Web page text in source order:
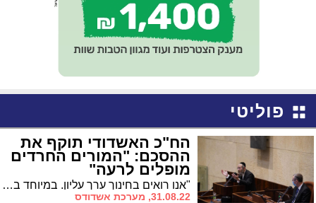
פוליטי
הח"כ האשדודי תוקף את
ההסכם: "המורים החרדים
מופלים לרעה"
"אנו רואים בחינוך ערך עליון. במיוחד בשל כך, חמורים שבעתיים תנאי הסכם השכר החדש שהתקבל לאחר איומים בהשבתת מערכת החינוך, המפלים לרעה את מורי החינוך החרדי שאינם שובתים כעיקרון", טען ח"כ הרב טסלר
31.08.22, מערכת אשדודס